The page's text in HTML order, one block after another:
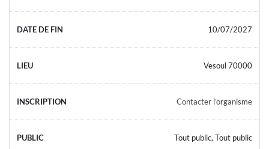
10/07/2027
Vesoul 70000
Contacter l’organisme
Tout public, Tout public